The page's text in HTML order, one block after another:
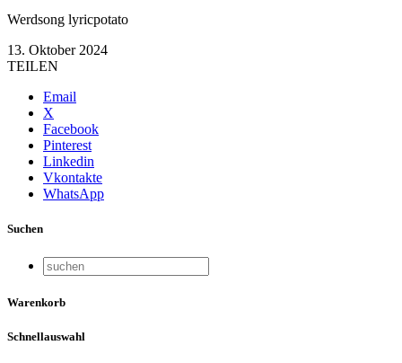
Werdsong lyricpotato
13. Oktober 2024
TEILEN
Email
X
Facebook
Pinterest
Linkedin
Vkontakte
WhatsApp
Suchen
Warenkorb
Schnellauswahl